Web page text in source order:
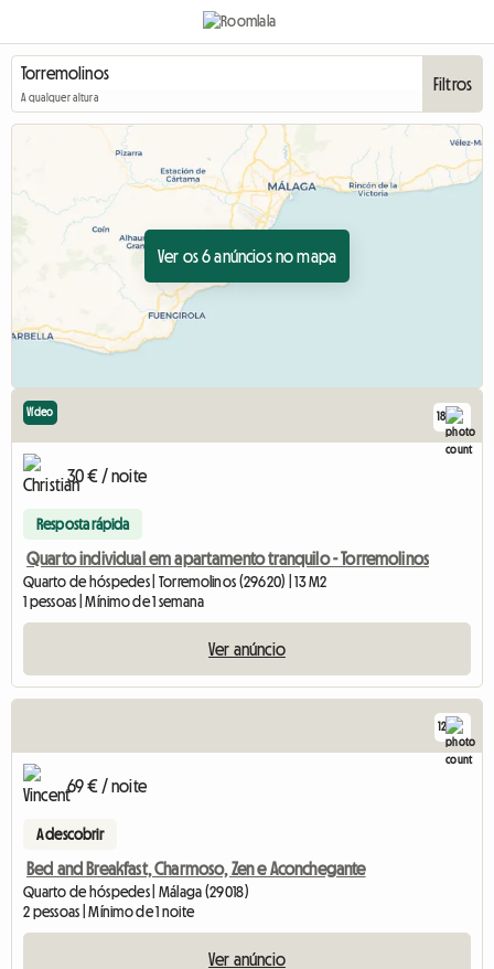
A qualquer altura
Filtros
Ver os 6 anúncios no mapa
18
Vídeo
30 € / noite
Resposta rápida
Quarto individual em apartamento tranquilo - Torremolinos
Quarto de hóspedes | Torremolinos (29620) | 13 M2
1 pessoas | Mínimo de 1 semana
Ver anúncio
12
69 € / noite
A descobrir
Bed and Breakfast, Charmoso, Zen e Aconchegante
Quarto de hóspedes | Málaga (29018)
2 pessoas | Mínimo de 1 noite
Ver anúncio